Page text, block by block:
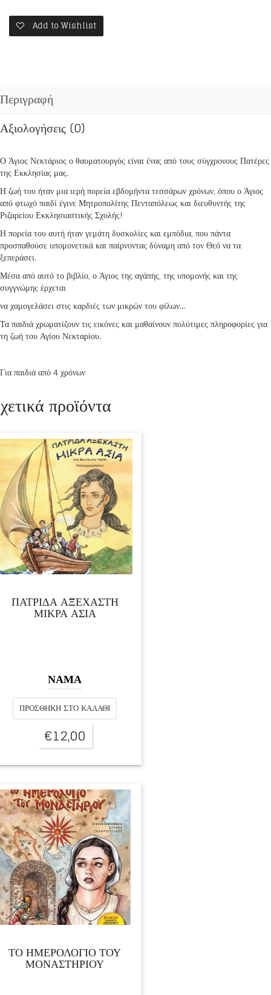
ΣΤΑ
ΠΑΙΔΙΑ
ποσότητα
Add to Wishlist
Περιγραφή
Αξιολογήσεις (0)
Ο Άγιος Νεκτάριος ο θαυματουργός είναι ένας από τους σύγχρονους Πατέρες
της Εκκλησίας μας.
Η ζωή του ήταν μια ιερή πορεία εβδομήντα τεσσάρων χρόνων, όπου ο Άγιος
από φτωχό παιδί έγινε Μητροπολίτης Πενταπόλεως και διευθυντής της
Ριζαρείου Εκκλησιαστικής Σχολής!
Η πορεία του αυτή ήταν γεμάτη δυσκολίες και εμπόδια, που πάντα
προσπαθούσε υπομονετικά και παίρνοντας δύναμη από τον Θεό να τα
ξεπεράσει.
Μέσα από αυτό το βιβλίο, ο Άγιος της αγάπης, της υπομονής και της
συγγνώμης έρχεται
να χαμογελάσει στις καρδιές των μικρών του φίλων…
Τα παιδιά χρωματίζουν τις εικόνες και μαθαίνουν πολύτιμες πληροφορίες για
τη ζωή του Αγίου Νεκταρίου.
Για παιδιά από 4 χρόνων
προϊόντα
ΠΑΤΡΙΔΑ ΑΞΕΧΑΣΤΗ
ΜΙΚΡΑ ΑΣΙΑ
ΝΑΜΑ
ΠΡΟΣΘΉΚΗ ΣΤΟ ΚΑΛΆΘΙ
€12,00
ΤΟ ΗΜΕΡΟΛΟΓΙΟ ΤΟΥ
ΜΟΝΑΣΤΗΡΙΟΥ